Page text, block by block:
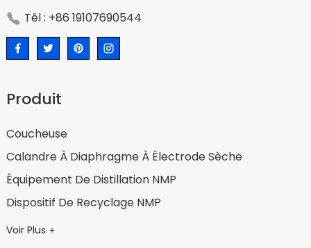
Tél : +86 19107690544
Produit
Coucheuse
Calandre À Diaphragme À Électrode Sèche
Équipement De Distillation NMP
Dispositif De Recyclage NMP
Voir Plus